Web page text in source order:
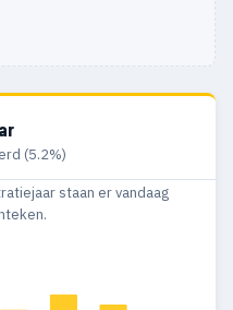
(5.2%)
staan er vandaag